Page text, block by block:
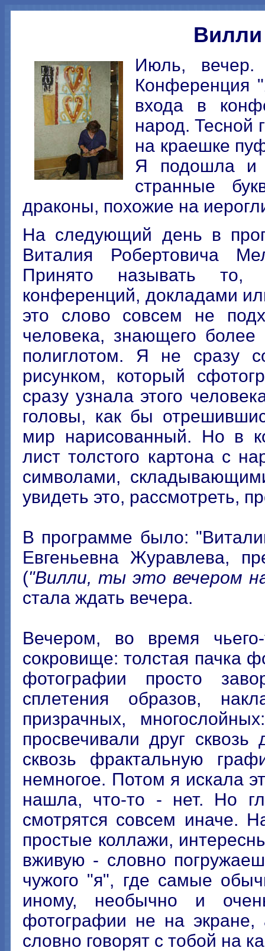
Июль,
Конференция
входа в
народ. Тесной
на краешке
Я подошла и
странные
драконы, похожие на
На следующий день в
Виталия Робертовича
Принято называть
конференций, докладами
это слово совсем не
человека, знающего
полиглотом. Я не сразу
рисунком, который
сразу узнала этого
головы, как бы
мир нарисованный. Но в
лист толстого картона с
символами,
увидеть это, рассмотреть,
В программе было:
Евгеньевна Журавлева,
("Вилли, ты это вечером
стала ждать вечера.
Вечером, во время
сокровище: толстая пачка
фотографии просто
сплетения образов,
призрачных,
просвечивали друг
сквозь фрактальную
немногое. Потом я искала
нашла, что-то - нет. Но
смотрятся совсем иначе.
простые коллажи,
вживую - словно
чужого "я", где самые
иному, необычно и
фотографии не на экране,
словно говорят с тобой на